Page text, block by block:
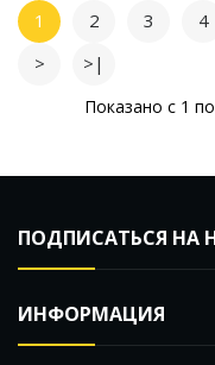
1 2 3 4
>
>|
Показано с 1
ПОДПИСАТЬСЯ НА
ИНФОРМАЦИЯ